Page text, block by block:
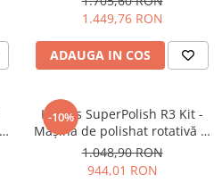
1.449,76 RON
ADAUGA IN COS
-10%
Krauss SuperPolish R3 Kit -
Maşină de polishat rotativă şi
accesorii
1.048,90 RON
944,01 RON